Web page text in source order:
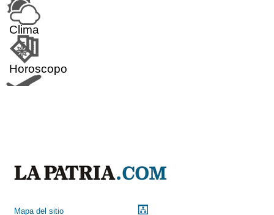
Clima
Horoscopo
Mapa del sitio